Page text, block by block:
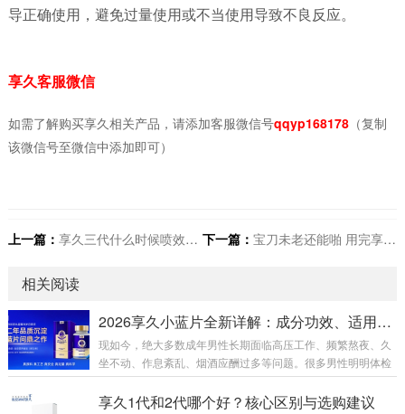
导正确使用，避免过量使用或不当使用导致不良反应。
享久客服微信
如需了解购买享久相关产品，请添加客服微信号qqyp168178（复制
该微信号至微信中添加即可）
上一篇： 享久三代什么时候喷效果发挥好 下一篇： 宝刀未老还能啪 用完享久一小时
相关阅读
2026享久小蓝片全新详解：成分功效、适用人群、官方售价及正确服用指南
现如今，绝大多数成年男性长期面临高压工作、频繁熬夜、久
坐不动、作息紊乱、烟酒应酬过多等问题。很多男性明明体检
各项指标正常，身体却出现精神萎靡、体能下降、房事耐力不
足、腰膝酸软、事后疲惫难恢复等隐性透支问题。市面上男性
享久1代和2代哪个好？核心区别与选购建议